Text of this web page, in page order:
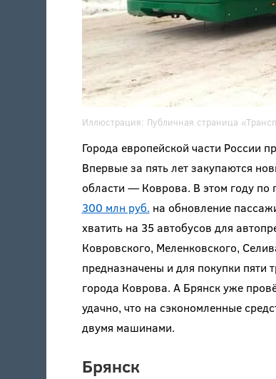
Иллюстрация: Публичная страница
Города европейской части России
Впервые за пять лет закупаются
области — Коврова. В этом году по
300 млн руб. на обновление
хватить на 35 автобусов для
Ковровского, Меленковского,
предназначены и для покупки пяти
города Коврова. А Брянск уже
удачно, что на сэкономленные
двумя машинами.
Брянск